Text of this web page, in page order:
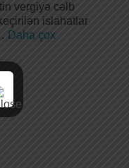
vergiyə cəlb
islahatlar
Daha çox